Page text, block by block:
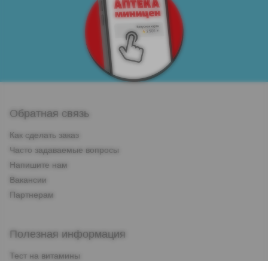
Обратная связь
Как сделать заказ
Часто задаваемые вопросы
Напишите нам
Вакансии
Партнерам
Полезная информация
Тест на витамины